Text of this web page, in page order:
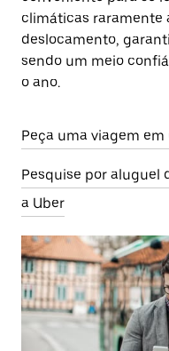
climáticas
deslocamento,
sendo um meio
o ano.
Peça uma viagem
Pesquise por aluguel
a Uber